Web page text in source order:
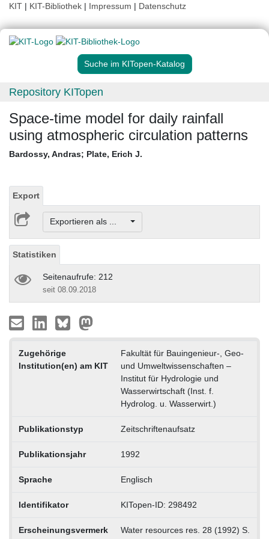
KIT | KIT-Bibliothek | Impressum | Datenschutz
Suche im KITopen-Katalog
Repository KITopen
Space-time model for daily rainfall
using atmospheric circulation patterns
Bardossy, Andras; Plate, Erich J.
Export
Exportieren als ...
Statistiken
Seitenaufrufe: 212
seit 08.09.2018
Zugehörige
Institution(en) am KIT
Fakultät für Bauingenieur-, Geo-
und Umweltwissenschaften –
Institut für Hydrologie und
Wasserwirtschaft (Inst. f.
Hydrolog. u. Wasserwirt.)
Publikationstyp Zeitschriftenaufsatz
Publikationsjahr 1992
Sprache Englisch
Identifikator KITopen-ID: 298492
Erscheinungsvermerk
Water resources res. 28 (1992) S.